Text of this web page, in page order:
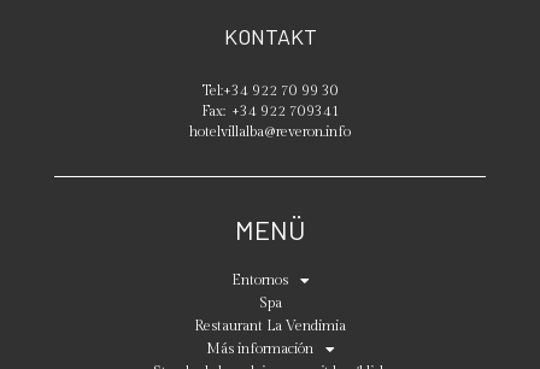
KONTAKT
Tel:+34 922 70 99 30
Fax: +34 922 709341
hotelvillalba@reveron.info
MENÜ
Entornos
Spa
Restaurant La Vendimia
Más información